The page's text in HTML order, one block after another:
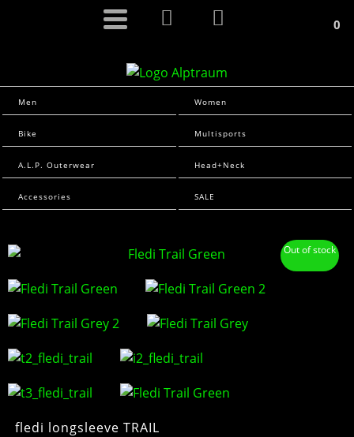
0
Men Women
Bike Multisports
A.L.P. Outerwear Head+Neck
Accessories SALE
Out of stock
fledi longsleeve TRAIL